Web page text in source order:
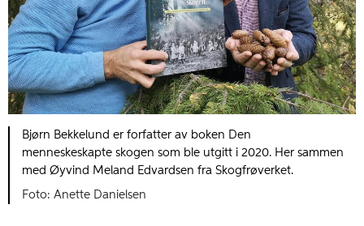
Bjørn Bekkelund er forfatter av boken Den
menneskeskapte skogen som ble utgitt i 2020. Her sammen
med Øyvind Meland Edvardsen fra Skogfrøverket.
Anette Danielsen